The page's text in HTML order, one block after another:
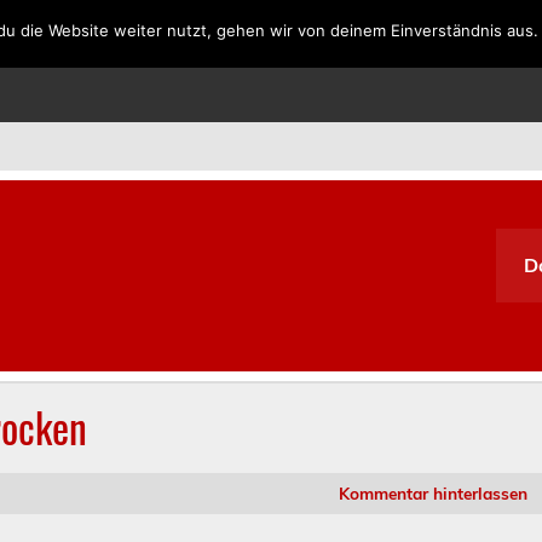
SPANIEN PORTUGAL GRIECHENLAND SÜDAFRIKA
Kommentar hinterlassen
die Website weiter nutzt, gehen wir von deinem Einverständnis aus.